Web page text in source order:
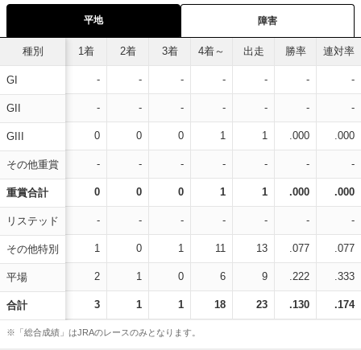
平地 障害
種別
GI
GII
GIII
その他重賞
重賞合計
リステッド
その他特別
平場
合計
1着 2着 3着 4着～ 出走 勝率 連対率
- - - - - - -
- - - - - - -
0 0 0 1 1 .000 .000
- - - - - - -
0 0 0 1 1 .000 .000
- - - - - - -
1 0 1 11 13 .077 .077
2 1 0 6 9 .222 .333
3 1 1 18 23 .130 .174
※「総合成績」はJRAのレースのみとなります。